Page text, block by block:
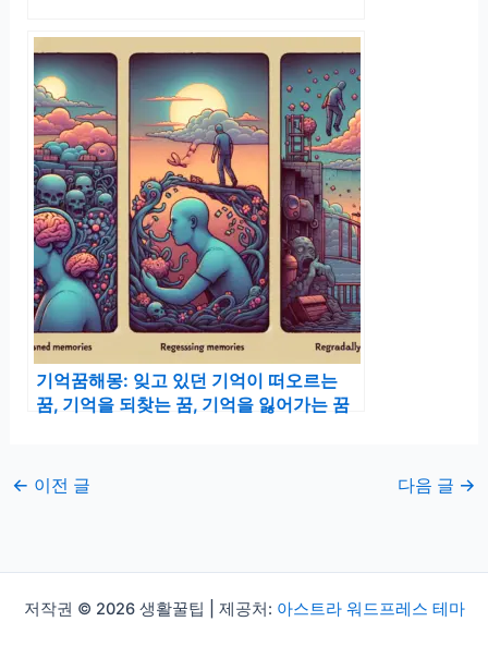
기억꿈해몽: 잊고 있던 기억이 떠오르는
꿈, 기억을 되찾는 꿈, 기억을 잃어가는 꿈
← 이전 글 다음 글 →
저작권 © 2026 생활꿀팁 | 제공처: 아스트라 워드프레스 테마